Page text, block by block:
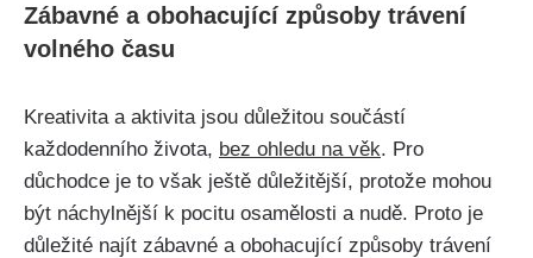
Zábavné a ⁣obohacující způsoby trávení ​
volného času
Kreativita a aktivita jsou důležitou součástí
každodenního života, bez ohledu na věk. Pro
důchodce je to však ještě důležitější, ⁤protože ​mohou
být náchylnější⁣ k pocitu osamělosti a nudě.​ Proto je
důležité najít zábavné ⁣a obohacující způsoby trávení